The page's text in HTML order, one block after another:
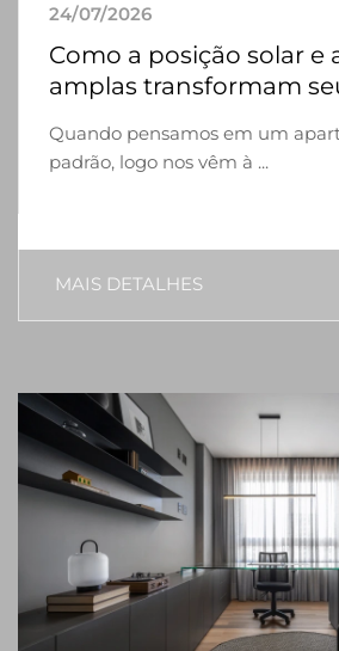
24/07/2026
Como a posição solar e
amplas transformam
Quando pensamos em um
padrão, logo nos vêm à ...
MAIS DETALHES